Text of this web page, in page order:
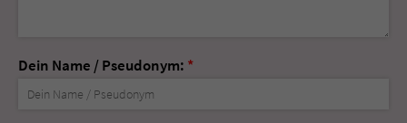
Dein Name / Pseudonym: *